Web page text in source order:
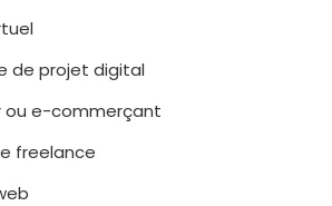
de projet digital
ou e-commerçant
freelance